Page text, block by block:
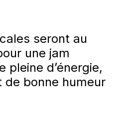
seront au
une jam
pleine d’énergie,
de bonne humeur